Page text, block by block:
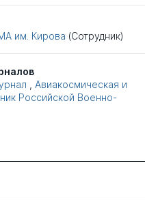
им. Кирова (Сотрудник)
Авиакосмическая и
Российской Военно-